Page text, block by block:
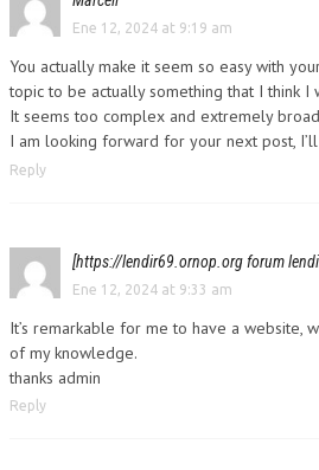
Ene 12, 2024 at 9:19 am
You actually make it seem so easy with
topic to be actually something that I think I
It seems too complex and extremely
I am looking forward for your next post,
Reply
[https://lendir69.ornop.org forum
Ene 12, 2024 at 9:33 am
It’s remarkable for me to have a website,
of my knowledge.
thanks admin
Reply